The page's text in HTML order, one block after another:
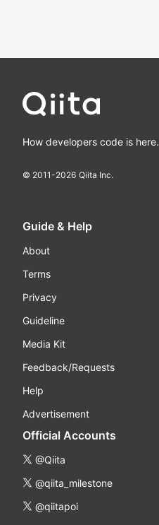
How developers code is here.
© 2011-2026 Qiita Inc.
Guide & Help
About
Terms
Privacy
Guideline
Media Kit
Feedback/Requests
Help
Advertisement
Official Accounts
@Qiita
@qiita_milestone
@qiitapoi